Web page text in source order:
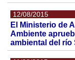
12/08/2015
El Ministerio de
Ambiente
ambiental del río